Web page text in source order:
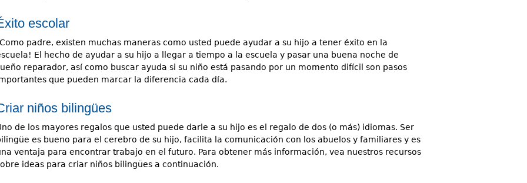
escolar
padre, existen muchas maneras como usted puede ayudar a su hijo a tener éxito en la
El hecho de ayudar a su hijo a llegar a tiempo a la escuela y pasar una buena noche de
reparador, así como buscar ayuda si su niño está pasando por un momento difícil son pasos
que pueden marcar la diferencia cada día.
niños bilingües
de los mayores regalos que usted puede darle a su hijo es el regalo de dos (o más) idiomas. Ser
es bueno para el cerebro de su hijo, facilita la comunicación con los abuelos y familiares y es
ventaja para encontrar trabajo en el futuro. Para obtener más información, vea nuestros recursos
ideas para criar niños bilingües a continuación.